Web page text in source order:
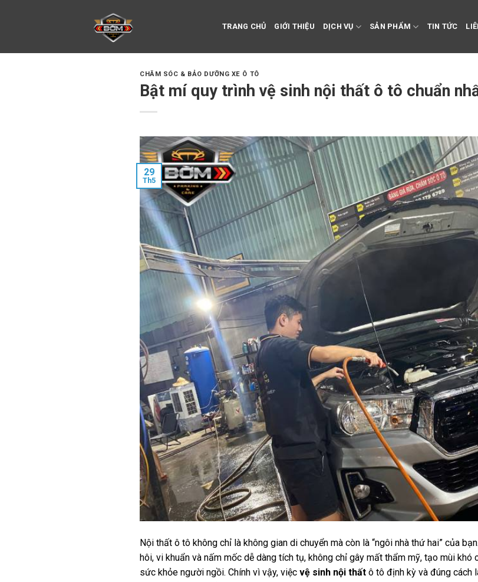
TRANG CHỦ GIỚI THIỆU DỊCH VỤ SẢN PHẨM TIN TỨC
CHĂM SÓC & BẢO DƯỠNG XE Ô TÔ
Bật mí quy trình vệ sinh nội thất ô tô chuẩn
29
Th5
Nội thất ô tô không chỉ là không gian di chuyển mà còn là “ngôi nhà thứ hai” của
hôi, vi khuẩn và nấm mốc dễ dàng tích tụ, không chỉ gây mất thẩm mỹ, tạo mùi khó
sức khỏe người ngồi. Chính vì vậy, việc vệ sinh nội thất ô tô định kỳ và đúng cách